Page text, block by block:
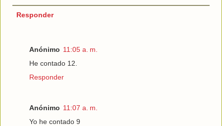
Responder
Anónimo 11:05 a. m.
He contado 12.
Responder
Anónimo 11:07 a. m.
Yo he contado 9